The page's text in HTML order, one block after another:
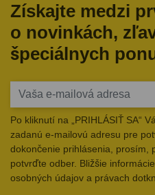
Získajte medzi
o novinkách,
špeciálnych
Po kliknutí na „PRIHLÁSIŤ SA“
zadanú e-mailovú adresu pre
dokončenie prihlásenia, prosím,
potvrďte odber. Bližšie
osobných údajov a právach